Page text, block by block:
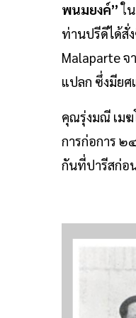
พนมยงค์”ใ
ท่านปรีดีได้สั่
Malaparte จ
แปลก ซึ่งมีย
คุณรุ่งมณี เมฆ
การก่อการ ๒
กันที่ปารีสก่อ